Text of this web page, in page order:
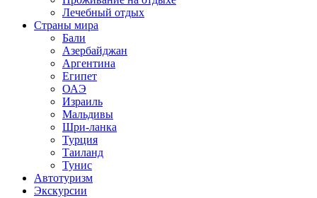
Лечебный отдых
Страны мира
Бали
Азербайджан
Аргентина
Египет
ОАЭ
Израиль
Мальдивы
Шри-ланка
Турция
Таиланд
Тунис
Автотуризм
Экскурсии